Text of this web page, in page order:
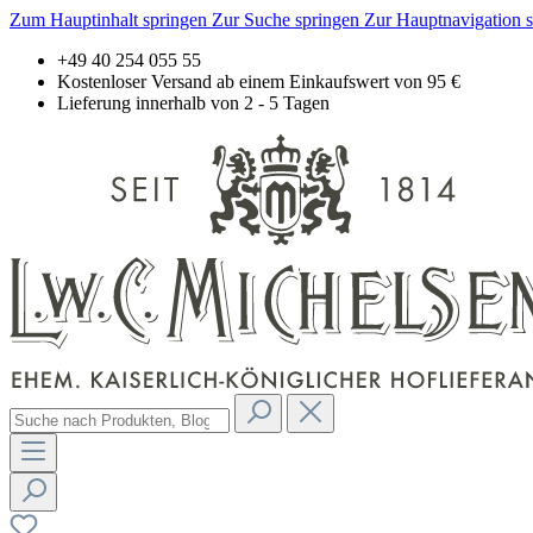
Zum Hauptinhalt springen Zur Suche springen Zur Hauptnavigation
+49 40 254 055 55
Kostenloser Versand ab einem Einkaufswert von 95 €
Lieferung innerhalb von 2 - 5 Tagen